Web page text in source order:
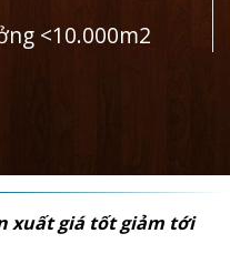
<10.000m2
xuất giá tốt giảm tới